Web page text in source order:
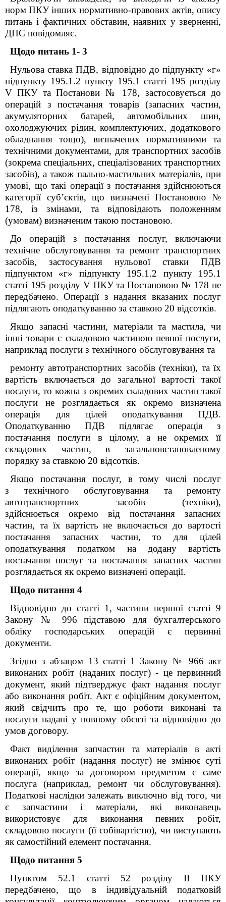
норм ПКУ інших нормативно-правових актів, опису
питань і фактичних обставин, наявних у зверненні,
ДПС повідомляє.
Щодо питань 1- 3
Нульова ставка ПДВ, відповідно до підпункту «г»
підпункту 195.1.2 пункту 195.1 статті 195 розділу
V ПКУ та Постанови № 178, застосовується до
операцій з постачання товарів (запасних частин,
акумуляторних батарей, автомобільних шин,
охолоджуючих рідин, комплектуючих, додаткового
обладнання тощо), визначених нормативними та
технічними документами, для транспортних засобів
(зокрема спеціальних, спеціалізованих транспортних
засобів), а також пально-мастильних матеріалів, при
умові, що такі операції з постачання здійснюються
категорії суб’єктів, що визначені Постановою №
178, із змінами, та відповідають положенням
(умовам) визначеним такою постановою.
До операцій з постачання послуг, включаючи
технічне обслуговування та ремонт транспортних
засобів, застосування нульової ставки ПДВ
підпунктом «г» підпункту 195.1.2 пункту 195.1
статті 195 розділу V ПКУ та Постановою № 178 не
передбачено. Операції з надання вказаних послуг
підлягають оподаткуванню за ставкою 20 відсотків.
Якщо запасні частини, матеріали та мастила, чи
інші товари є складовою частиною певної послуги,
наприклад послуги з технічного обслуговування та
ремонтуавтотранспортних засобів (техніки), та їх
вартість включається до загальної вартості такої
послуги, то кожна з окремих складових частин такої
послуги не розглядається як окремо визначена
операція для цілей оподаткування ПДВ.
Оподаткуванню ПДВ підлягає операція з
постачання послуги в цілому, а не окремих її
складових частин, в загальновстановленому
порядку за ставкою 20 відсотків.
Якщо постачання послуг, в тому числі послуг
з технічного обслуговування та ремонту
автотранспортних засобів (техніки),
здійснюється окремо від постачання запасних
частин, та їх вартість не включається до вартості
постачання запасних частин, то для цілей
оподаткування податком на додану вартість
постачання послуг та постачання запасних частин
розглядається як окремо визначені операції.
Щодо питання 4
Відповідно до статті 1, частини першої статті 9
Закону № 996
підставою для бухгалтерського
обліку господарських операцій є первинні
документи.
Згідно з абзацом 13 статті 1 Закону № 966 акт
виконаних робіт (наданих послуг) - це первинний
документ, який підтверджує факт надання послуг
або виконання робіт. Акт є офіційним документом,
який свідчить про те, що роботи виконані та
послуги надані у повному обсязі та відповідно до
умов договору.
Факт виділення запчастин та матеріалів в акті
виконаних робіт (надання послуг) не змінює суті
операції, якщо за договором предметом є саме
послуга (наприклад, ремонт чи обслуговування).
Податкові наслідки залежать виключно від того, чи
є запчастини і матеріали, які виконавець
використовує для виконання певних робіт,
складовою послуги (її собівартістю), чи виступають
як самостійний елемент постачання.
Щодо питання 5
Пунктом 52.1 статті 52 розділу ІІ ПКУ
передбачено, що в індивідуальній податковій